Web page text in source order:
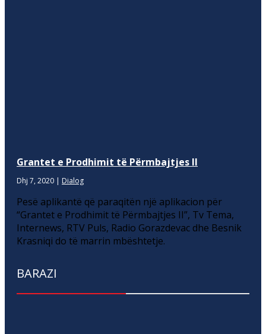
Grantet e Prodhimit të Përmbajtjes II
Dhj 7, 2020 | Dialog
Pesë aplikantë që paraqitën një aplikacion për
“Grantet e Prodhimit të Përmbajtjes II”, Tv Tema,
Internews, RTV Puls, Radio Gorazdevac dhe Besnik
Krasniqi do të marrin mbështetje.
BARAZI